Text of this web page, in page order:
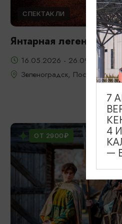
СПЕКТАКЛИ
Янтарная легенда
16.05.2026 - 26.09.2026,
Зеленоградск, Поселение
ОТ 2900₽
7
4
—